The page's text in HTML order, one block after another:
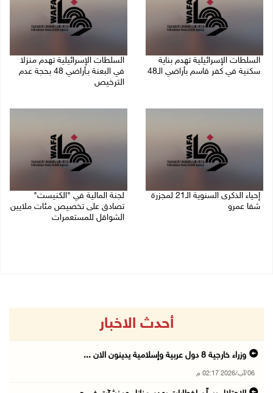
السلطات الإسرائيلية تهدم بناية
سكنية في كفر قاسم بأراضي الـ48
السلطات الإسرائيلية تهدم منزلا
في البعنة بـأراضي 48 بحجة عدم
الترخيص
إحياء الذكرى السنوية الـ21 لمجزرة
شفا عمرو
لجنة المالية في "الكنيست"
تصادق على تخصيص مئات ملايين
الشواقل للمستعمرات
أحدث الاخبار
وزراء خارجية 8 دول عربية وإسلامية يدينون الان ...
06/آب/2026 02:17 م